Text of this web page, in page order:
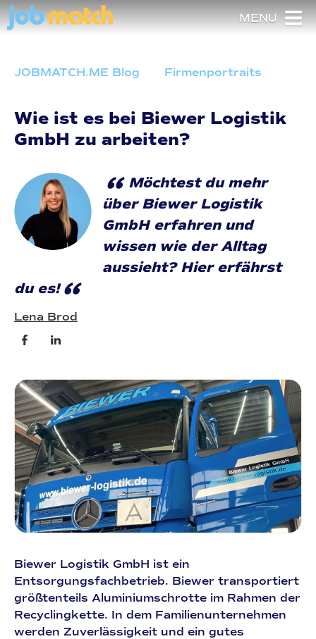
MENU
JOBMATCH.ME Blog Firmenportraits
Wie ist es bei Biewer Logistik
GmbH zu arbeiten?
“ Möchtest du mehr
über Biewer Logistik
GmbH erfahren und
wissen wie der Alltag
aussieht? Hier erfährst
du es!“
Lena Brod
Biewer Logistik GmbH ist ein
Entsorgungsfachbetrieb. Biewer transportiert
größtenteils Aluminiumschrotte im Rahmen der
Recyclingkette. In dem Familienunternehmen
werden Zuverlässigkeit und ein gutes